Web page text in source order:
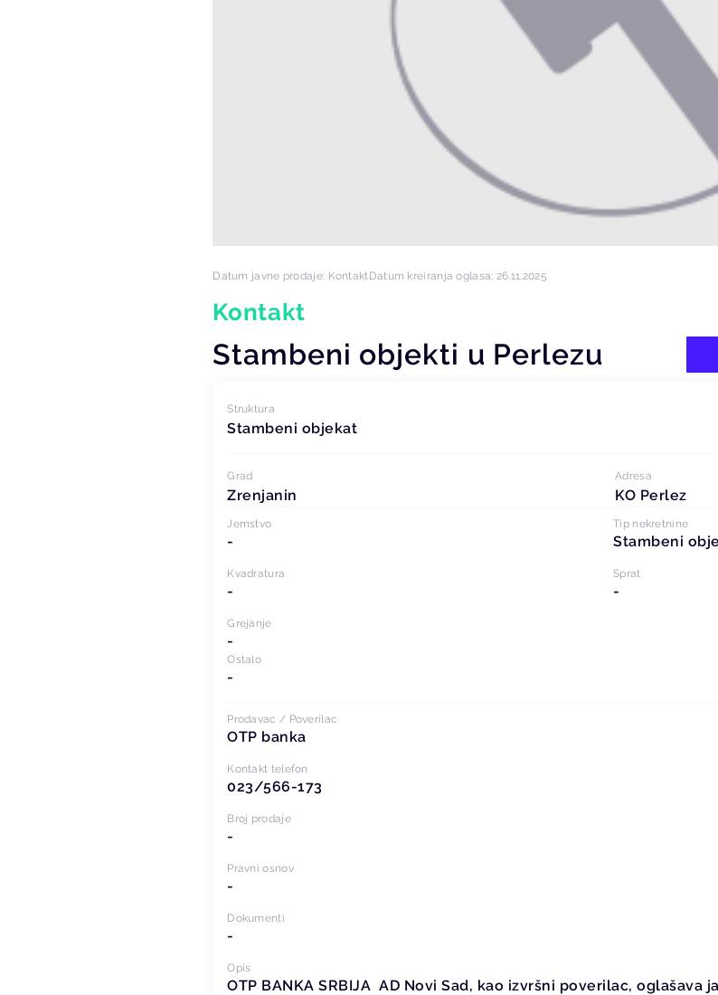
Datum javne prodaje: KontaktDatum kreiranja oglasa: 26.11.2025
Kontakt
Stambeni objekti u Perlezu
Struktura
Stambeni objekat
Grad
Zrenjanin
Adresa
KO Perlez
Jemstvo
-
Tip nekretnine
Stambeni
Kvadratura
-
Sprat
-
Grejanje
-
Ostalo
-
Prodavac / Poverilac
OTP banka
Kontakt telefon
023/566-173
Broj prodaje
-
Pravni osnov
-
Dokumenti
-
Opis
OTP BANKA SRBIJA AD Novi Sad, kao izvršni poverilac, oglašava